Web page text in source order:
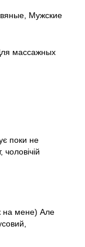
Мужские
массажных
поки не
на мене) Але